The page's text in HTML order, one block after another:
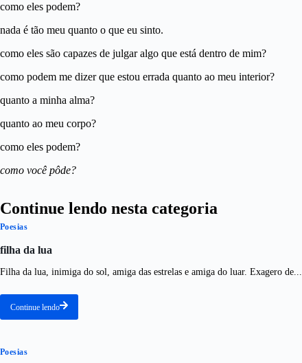
como eles podem?
nada é tão meu quanto o que eu sinto.
como eles são capazes de julgar algo que está dentro de mim?
como podem me dizer que estou errada quanto ao meu interior?
quanto a minha alma?
quanto ao meu corpo?
como eles podem?
como você pôde?
Continue lendo nesta categoria
Poesias
filha da lua
Filha da lua, inimiga do sol, amiga das estrelas e amiga do luar. Exagero de...
Continue lendo
Poesias